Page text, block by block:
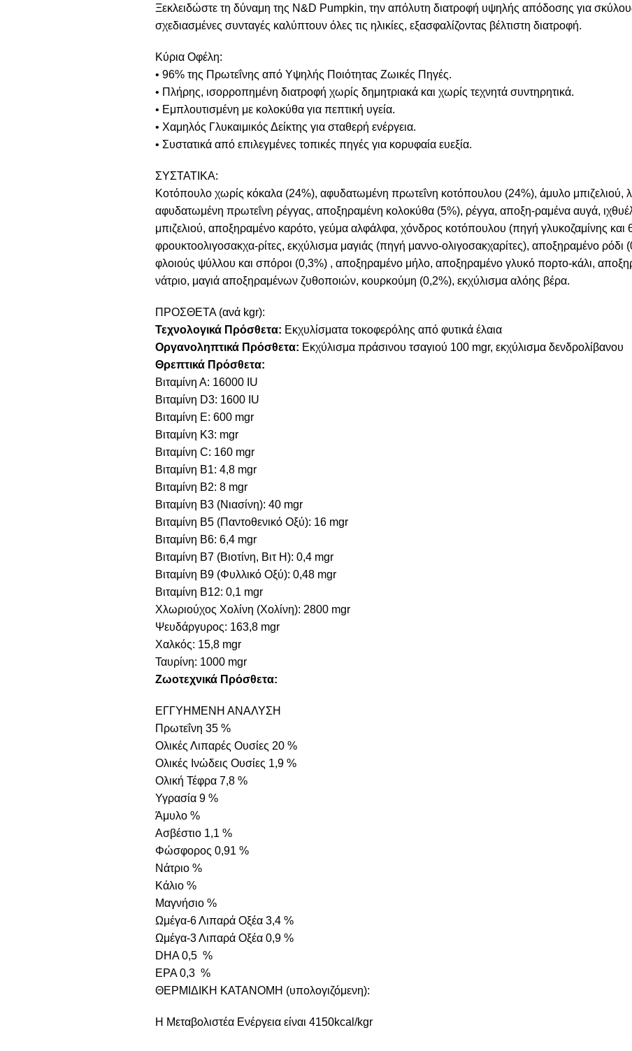
Ξεκλειδώστε τη δύναμη της N&D Pumpkin, την απόλυτη διατροφή υψηλής απόδοσης για
σχεδιασμένες συνταγές καλύπτουν όλες τις ηλικίες, εξασφαλίζοντας βέλτιστη διατροφή.
Κύρια Οφέλη:
• 96% της Πρωτεΐνης από Υψηλής Ποιότητας Ζωικές Πηγές.
• Πλήρης, ισορροπημένη διατροφή χωρίς δημητριακά και χωρίς τεχνητά συντηρητικά.
• Εμπλουτισμένη με κολοκύθα για πεπτική υγεία.
• Χαμηλός Γλυκαιμικός Δείκτης για σταθερή ενέργεια.
• Συστατικά από επιλεγμένες τοπικές πηγές για κορυφαία ευεξία.
ΣΥΣΤΑΤΙΚΑ:
Κοτόπουλο χωρίς κόκαλα (24%), αφυδατωμένη πρωτεΐνη κοτόπουλου (24%), άμυλο μπιζελιού,
αφυδατωμένη πρωτεΐνη ρέγγας, αποξηραμένη κολοκύθα (5%), ρέγγα, αποξη-ραμένα αυγά,
μπιζελιού, αποξηραμένο καρότο, γεύμα αλφάλφα, χόνδρος κοτόπουλου (πηγή γλυκοζαμίνης και
φρουκτοολιγοσακχα-ρίτες, εκχύλισμα μαγιάς (πηγή μαννο-ολιγοσακχαρίτες), αποξηραμένο
φλοιούς ψύλλου και σπόροι (0,3%) , αποξηραμένο μήλο, αποξηραμένο γλυκό πορτο-κάλι,
νάτριο, μαγιά αποξηραμένων ζυθοποιών, κουρκούμη (0,2%), εκχύλισμα αλόης βέρα.
ΠΡΟΣΘΕΤΑ (ανά kgr):
Τεχνολογικά Πρόσθετα: Εκχυλίσματα τοκοφερόλης από φυτικά έλαια
Οργανοληπτικά Πρόσθετα: Εκχύλισμα πράσινου τσαγιού 100 mgr, εκχύλισμα δενδρολίβανου
Θρεπτικά Πρόσθετα:
Βιταμίνη Α: 16000 IU
Βιταμίνη D3: 1600 IU
Βιταμίνη E: 600 mgr
Βιταμίνη Κ3: mgr
Βιταμίνη C: 160 mgr
Βιταμίνη B1: 4,8 mgr
Βιταμίνη B2: 8 mgr
Βιταμίνη B3 (Νιασίνη): 40 mgr
Βιταμίνη B5 (Παντοθενικό Οξύ): 16 mgr
Βιταμίνη B6: 6,4 mgr
Βιταμίνη B7 (Βιοτίνη, Βιτ Η): 0,4 mgr
Βιταμίνη B9 (Φυλλικό Οξύ): 0,48 mgr
Βιταμίνη B12: 0,1 mgr
Χλωριούχος Χολίνη (Χολίνη): 2800 mgr
Ψευδάργυρος: 163,8 mgr
Χαλκός: 15,8 mgr
Ταυρίνη: 1000 mgr
Ζωοτεχνικά Πρόσθετα:
ΕΓΓΥΗΜΕΝΗ ΑΝΑΛΥΣΗ
Πρωτεΐνη 35 %
Ολικές Λιπαρές Ουσίες 20 %
Ολικές Ινώδεις Ουσίες 1,9 %
Ολική Τέφρα 7,8 %
Υγρασία 9 %
Άμυλο %
Ασβέστιο 1,1 %
Φώσφορος 0,91 %
Νάτριο %
Κάλιο %
Μαγνήσιο %
Ωμέγα-6 Λιπαρά Οξέα 3,4 %
Ωμέγα-3 Λιπαρά Οξέα 0,9 %
DHA 0,5 %
EPA 0,3 %
ΘΕΡΜΙΔΙΚΗ ΚΑΤΑΝΟΜΗ (υπολογιζόμενη):
Η Μεταβολιστέα Ενέργεια είναι 4150kcal/kgr